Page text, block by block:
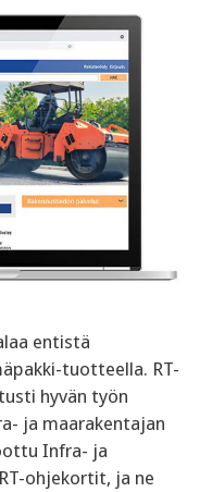
entistä
tuotteella. RT-
hyvän työn
ja maarakentajan
Infra- ja
ohjekortit, ja ne